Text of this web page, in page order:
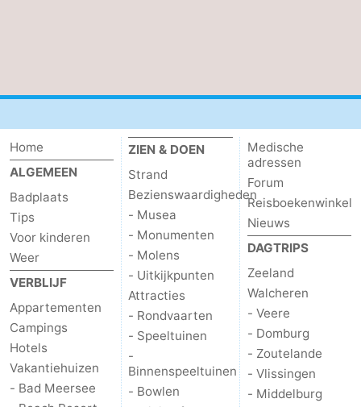
Zoutelande
-
Middelburg
Zeeuws-
Vlaanderen
-
Nieuwvliet
-
Breskens
-
Sluis
Cadzand-
Dorp
-
Retranchement
-
Home
ALGEMEEN
Badplaats
Tips
Voor kinderen
Weer
VERBLIJF
Appartementen
Campings
Hotels
Vakantiehuizen
- Bad Meersee
ZIEN & DOEN
Strand
Bezienswaardigheden
- Musea
- Monumenten
- Molens
- Uitkijkpunten
Attracties
- Rondvaarten
- Speeltuinen
-
Binnenspeeltuinen
- Bowlen
Medische
adressen
Forum
Reisboekenwinkel
Nieuws
DAGTRIPS
Zeeland
Walcheren
- Veere
- Domburg
- Zoutelande
- Vlissingen
- Middelburg